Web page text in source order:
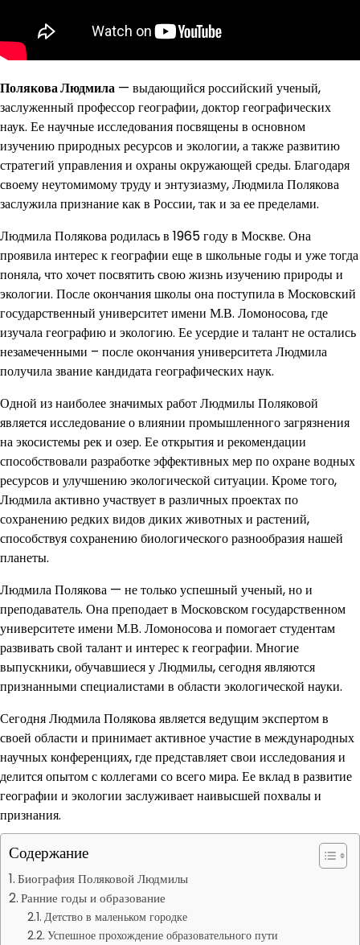
Полякова Людмила — выдающийся российский ученый,
заслуженный профессор географии, доктор географических
наук. Ее научные исследования посвящены в основном
изучению природных ресурсов и экологии, а также развитию
стратегий управления и охраны окружающей среды. Благодаря
своему неутомимому труду и энтузиазму, Людмила Полякова
заслужила признание как в России, так и за ее пределами.
Людмила Полякова родилась в 1965 году в Москве. Она
проявила интерес к географии еще в школьные годы и уже тогда
поняла, что хочет посвятить свою жизнь изучению природы и
экологии. После окончания школы она поступила в Московский
государственный университет имени М.В. Ломоносова, где
изучала географию и экологию. Ее усердие и талант не остались
незамеченными – после окончания университета Людмила
получила звание кандидата географических наук.
Одной из наиболее значимых работ Людмилы Поляковой
является исследование о влиянии промышленного загрязнения
на экосистемы рек и озер. Ее открытия и рекомендации
способствовали разработке эффективных мер по охране водных
ресурсов и улучшению экологической ситуации. Кроме того,
Людмила активно участвует в различных проектах по
сохранению редких видов диких животных и растений,
способствуя сохранению биологического разнообразия нашей
планеты.
Людмила Полякова — не только успешный ученый, но и
преподаватель. Она преподает в Московском государственном
университете имени М.В. Ломоносова и помогает студентам
развивать свой талант и интерес к географии. Многие
выпускники, обучавшиеся у Людмилы, сегодня являются
признанными специалистами в области экологической науки.
Сегодня Людмила Полякова является ведущим экспертом в
своей области и принимает активное участие в международных
научных конференциях, где представляет свои исследования и
делится опытом с коллегами со всего мира. Ее вклад в развитие
географии и экологии заслуживает наивысшей похвалы и
признания.
Содержание
Биография Поляковой Людмилы
Ранние годы и образование
Детство в маленьком городке
Успешное прохождение образовательного пути